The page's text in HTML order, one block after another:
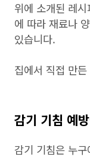
위에 소개된 레
에 따라 재료나
있습니다.
집에서 직접 만
감기 기침 예
감기 기침은 누